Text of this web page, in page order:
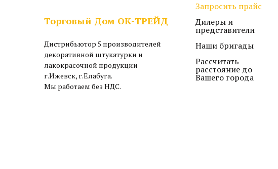
Торговый Дом ОК-ТРЕЙД
Дистрибьютор 5 производителей
декоративной штукатурки и
лакокрасочной продукции
г.Ижевск, г.Елабуга.
Мы работаем без НДС.
Запросить прайс
Дилеры и
представители
Наши бригады
Рассчитать
расстояние до
Вашего города